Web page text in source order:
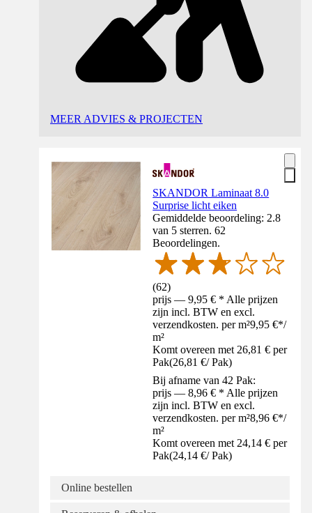
MEER ADVIES & PROJECTEN
SKANDOR Laminaat 8.0
Surprise licht eiken
Gemiddelde beoordeling: 2.8
van 5 sterren. 62
Beoordelingen.
(62)
prijs — 9,95 € * Alle prijzen
zijn incl. BTW en excl.
verzendkosten. per m²9,95 €*/
m²
Komt overeen met 26,81 € per
Pak(26,81 €/ Pak)
Bij afname van 42 Pak:
prijs — 8,96 € * Alle prijzen
zijn incl. BTW en excl.
verzendkosten. per m²8,96 €*/
m²
Komt overeen met 24,14 € per
Pak(24,14 €/ Pak)
Online bestellen